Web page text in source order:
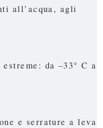
agli
da –33° C a
e serrature a leva